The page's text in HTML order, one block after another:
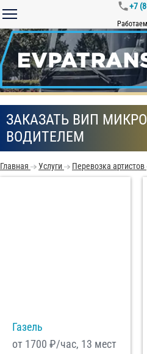
+7
ЗАКАЗАТЬ ВИП
ВОДИТЕЛЕМ
Главная Услуги Перевозка артистов
Газель
от 1700 ₽/час, 13 мест
обработку моих